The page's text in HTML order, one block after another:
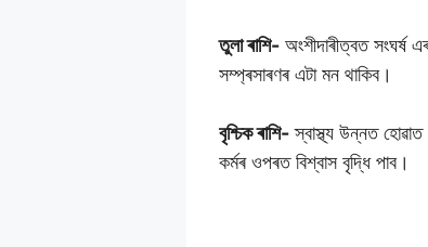
তুলা ৰাশি- অংশীদাৰীত্বত
সম্প্ৰসাৰণৰ এটা মন থাকিব।
বৃশ্চিক ৰাশি-স্বাস্থ্য উন্নত
কৰ্মৰ ওপৰত বিশ্বাস বৃদ্ধি পাব।